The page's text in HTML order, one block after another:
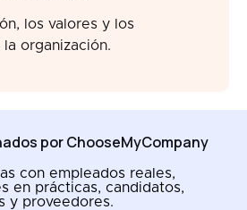
los valores y los
organización.
por ChooseMyCompany
con empleados reales,
en prácticas, candidatos,
y proveedores.